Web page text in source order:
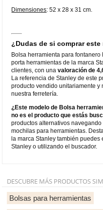
Dimensiones: 52 x 28 x 31 cm.
¿Dudas de si comprar este
Bolsa herramienta para
porta herramientas de la marca
clientes, con unavaloración de
La referencia de Stanley de este
producto vendido unitariamente
nuestra ferretería.
¿Este modelo de Bolsa
no es el producto que estás
productos alternativos
mochilas para herramientas.
la marca Stanley también
Stanley o utilizando el buscador.
DESCUBRE MÁS PRODUCTOS
Bolsas para herramientas